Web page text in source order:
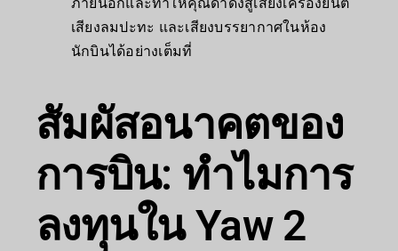
เสียงลมปะทะ และเสียงบรรยากาศในห้อง
นักบินได้อย่างเต็มที่
สัมผัสอนาคตของ
การบิน: ทำไมการ
ลงทุนใน Yaw 2